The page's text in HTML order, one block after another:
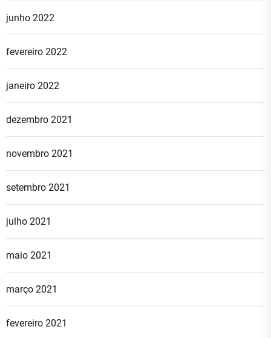
junho 2022
fevereiro 2022
janeiro 2022
dezembro 2021
novembro 2021
setembro 2021
julho 2021
maio 2021
março 2021
fevereiro 2021